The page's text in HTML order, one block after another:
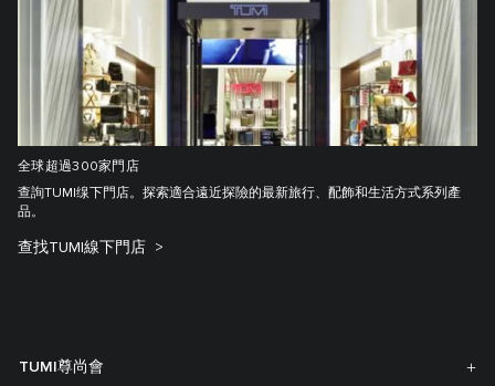
全球超過300家門店
查詢TUMI缐下門店。探索適合遠近探險的最新旅行、配飾和生活方式系列產
品。
查找TUMI線下門店
TUMI尊尚會